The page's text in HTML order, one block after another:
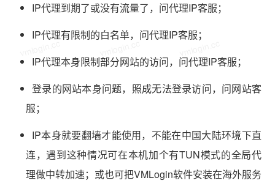
IP代理到期了或没有流量了，问代理IP客服；
IP代理有限制的白名单，问代理IP客服；
IP代理本身限制部分网站的访问，问代理IP客服；
登录的网站本身问题，照成无法登录访问，问网站客
服；
IP本身就要翻墙才能使用，不能在中国大陆环境下直
连，遇到这种情况可在本机加个有TUN模式的全局代
理做中转加速；或也可把VMLogin软件安装在海外服务
vmlogin.cc vmlogin.cc vmlogin.cc